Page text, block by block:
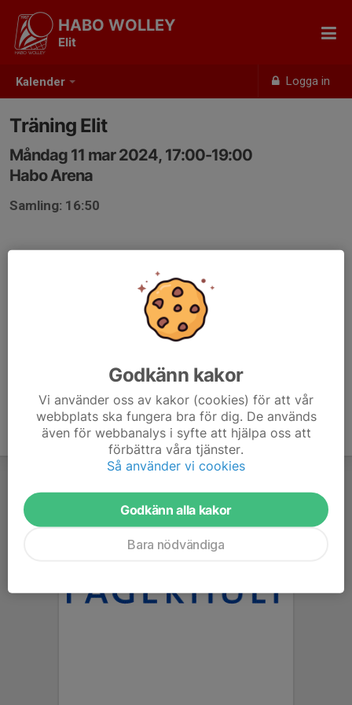
Kalender Logga in
HABO WOLLEY
Elit
Träning Elit
Måndag 11 mar 2024, 17:00-19:00
Habo Arena
Samling: 16:50
Godkänn kakor
Vi använder oss av kakor (cookies) för att vår
webbplats ska fungera bra för dig. De används
även för webbanalys i syfte att hjälpa oss att
förbättra våra tjänster.
Så använder vi cookies
Godkänn alla kakor
Bara nödvändiga